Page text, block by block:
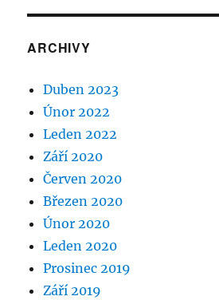
ARCHIVY
Duben 2023
Únor 2022
Leden 2022
Září 2020
Červen 2020
Březen 2020
Únor 2020
Leden 2020
Prosinec 2019
Září 2019